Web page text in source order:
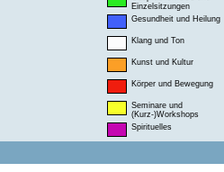
Einzelsitzungen
Gesundheit und Heilung
Klang und Ton
Kunst und Kultur
Körper und Bewegung
Seminare und
(Kurz-)Workshops
Spirituelles